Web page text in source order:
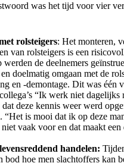
was het tijd voor vier
rolsteigers: Het monteren,
van rolsteigers is een
de deelnemers
doelmatig omgaan met de
en -demontage. Dit was één
“Ik werk niet dagelijks
dat deze kennis weer werd
“Het is mooi dat ik op deze
vaak voor en dat maakt een
handelen:
bod hoe men slachtoffers kan